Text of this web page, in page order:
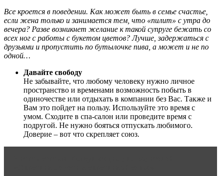
Все кроется в поведении. Как может быть в семье счастье,
если жена только и занимается тем, что «пилит» с утра до
вечера? Разве возникнет желание к такой супруге бежать со
всех ног с работы с букетом цветов? Лучше, задержаться с
друзьями и пропустить по бутылочке пива, а может и не по
одной…
Давайте свободу
Не забывайте, что любому человеку нужно личное
пространство и временами возможность побыть в
одиночестве или отдыхать в компании без Вас. Также и
Вам это пойдет на пользу. Используйте это время с
умом. Сходите в спа-салон или проведите время с
подругой. Не нужно бояться отпускать любимого.
Доверие – вот что скрепляет союз.